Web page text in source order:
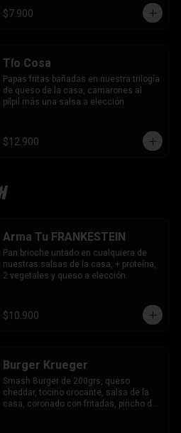
$7.900
Tío Cosa
Papas fritas bañadas en nuestra trilogía
de queso de la casa, camarones al
pilpil más una salsa a elección.
$12.900
Arma Tu FRANKESTEIN
Pan brioche untado en cualquiera de
nuestras salsas de la casa, + proteína,
2 vegetales y queso a elección.
$10.900
Burger Krueger
Smash Burger de 200grs, queso
cheddar, tocino crocante, salsa de la
casa, coronado con fritadas, pincho de